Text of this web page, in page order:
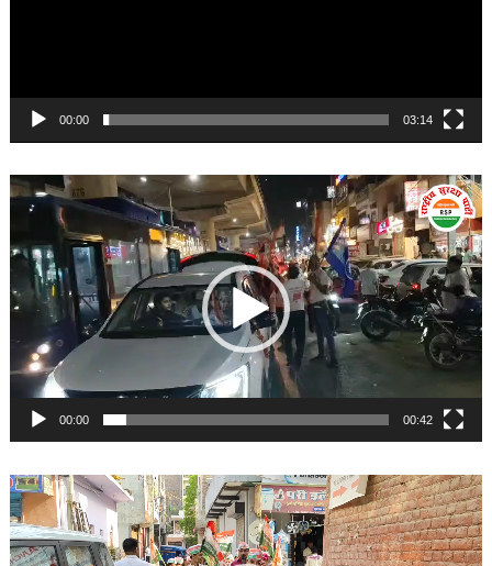
00:00 03:14
Video
Player
00:00 00:42
Video
Player